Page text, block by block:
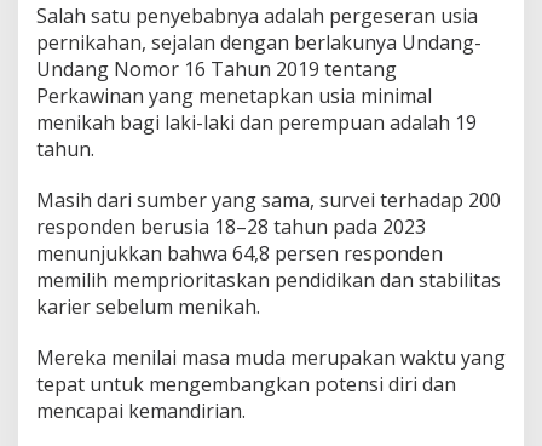
Salah satu penyebabnya adalah pergeseran usia
pernikahan, sejalan dengan berlakunya Undang-
Undang Nomor 16 Tahun 2019 tentang
Perkawinan yang menetapkan usia minimal
menikah bagi laki-laki dan perempuan adalah 19
tahun.
Masih dari sumber yang sama, survei terhadap 200
responden berusia 18–28 tahun pada 2023
menunjukkan bahwa 64,8 persen responden
memilih memprioritaskan pendidikan dan stabilitas
karier sebelum menikah.
Mereka menilai masa muda merupakan waktu yang
tepat untuk mengembangkan potensi diri dan
mencapai kemandirian.